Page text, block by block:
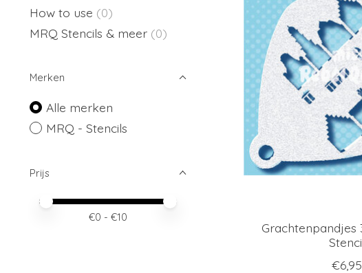
How to use (0)
MRQ Stencils & meer (0)
Merken
Alle merken
MRQ - Stencils
Prijs
Minimale prijswaarde
Price maximum value
€0 - €10
Grachtenpandjes
€6,95